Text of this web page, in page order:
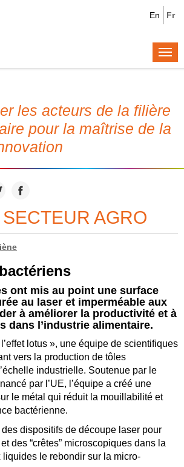
Fr
En
les acteurs de la filière
pour la maîtrise de la
AGRO
ont mis au point une surface
au laser et imperméable aux
à améliorer la productivité et à
dans l’industrie alimentaire.
lotus », une équipe de scientifiques
vers la production de tôles
industrielle. Soutenue par le
par l’UE, l’équipe a créé une
le métal qui réduit la mouillabilité et
bactérienne.
dispositifs de découpe laser pour
des “crêtes” microscopiques dans la
liquides le rebondir sur la micro-